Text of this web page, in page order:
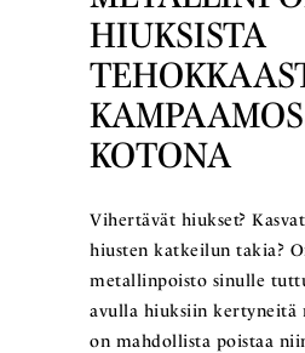
HIUKSISTA
KOTONA
Vihertävät hiukset?
hiusten katkeilun takia?
metallinpoisto sinulle
avulla hiuksiin kertyneitä
on mahdollista poistaa